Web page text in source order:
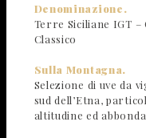
Denominazione.
Terre Siciliane IGT
Classico
Sulla Montagna.
Selezione di uve da
sud dell’Etna,
altitudine ed